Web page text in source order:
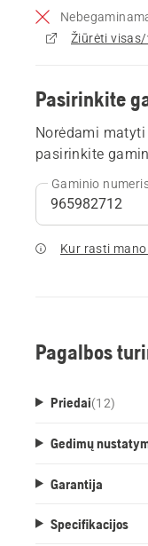
Pasirinkite
Norėdami
pasirinkite
Gaminio
Kur rasti
Pagalbos
Priedai(12)
Gedimų
Garantija
Specifikacijos